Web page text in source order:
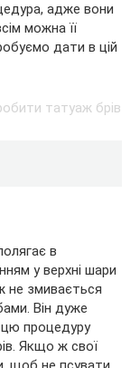
адже вони
можна її
дати в цій
в
у верхні шари
не змивається
Він дуже
процедуру
Якщо ж свої